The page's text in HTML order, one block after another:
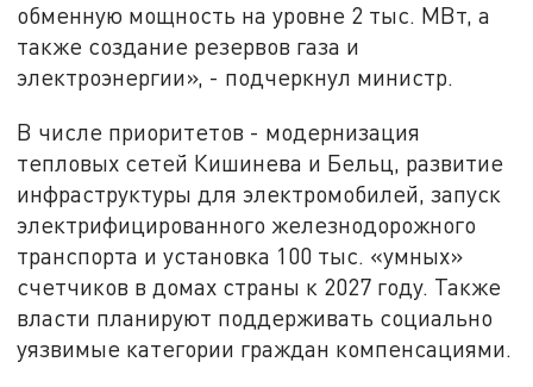
обменную мощность на уровне 2 тыс. МВт, а
также создание резервов газа и
электроэнергии», - подчеркнул министр.
В числе приоритетов - модернизация
тепловых сетей Кишинева и Бельц, развитие
инфраструктуры для электромобилей, запуск
электрифицированного железнодорожного
транспорта и установка 100 тыс. «умных»
счетчиков в домах страны к 2027 году. Также
власти планируют поддерживать социально
уязвимые категории граждан компенсациями.